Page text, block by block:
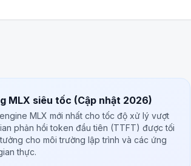
MLX siêu tốc (Cập nhật 2026)
MLX mới nhất cho tốc độ xử lý vượt
phản hồi token đầu tiên (TTFT) được tối
cho môi trường lập trình và các ứng
thực.